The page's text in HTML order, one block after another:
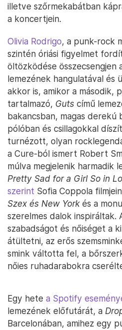
illetve szőrmekabátban
a koncertjein.
Olivia Rodrigo, a punk-rock
szintén óriási figyelmet
öltözködése összecsengjen
lemezének hangulatával és
akkor is, amikor a második,
tartalmazó, Guts című
bakancsban, magas derekú
pólóban és csillagokkal
turnézott, olyan
a Cure-ból ismert Robert
múlva megjelenik harmadik
Pretty Sad for a Girl So in
szerint Sofia Coppola
Szex és New Yorkés a
szerelmes dalok inspiráltak.
szabadságot és nőiséget a
átültetni, az erős
smink váltotta fel, a
nőies ruhadarabokra
Egy hete a Spotify
lemezének előfutárát, a
Barcelonában, amihez egy